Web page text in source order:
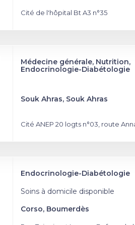
Cité de l'hôpital Bt A3 n°35
Médecine générale, Nutrition,
Endocrinologie-Diabétologie
Souk Ahras, Souk Ahras
Cité ANEP 20 logts n°03, route
Endocrinologie-Diabétologie
Soins à domicile disponible
Corso, Boumerdès